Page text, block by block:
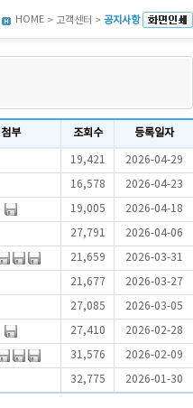
HOME > 고객센터 > 공지사항
첨부 조회수 등록일자
19,421 2026-04-29
16,578 2026-04-23
19,005 2026-04-18
27,791 2026-04-06
21,659 2026-03-31
21,677 2026-03-27
27,085 2026-03-05
27,410 2026-02-28
31,576 2026-02-09
32,775 2026-01-30